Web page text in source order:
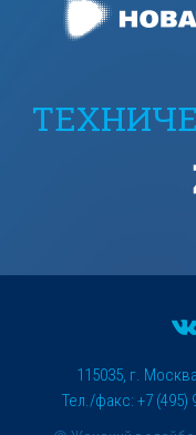
115035, г.
Тел./факс: +7 (495)